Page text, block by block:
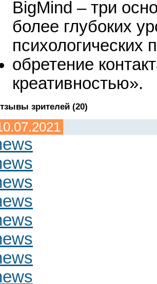
BigMind – три
более глубоких
психологических
обретение
креативностью».
зрителей (20)